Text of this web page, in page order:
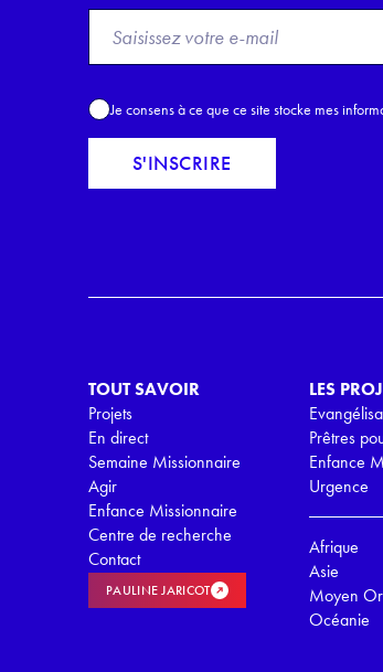
o
E
m
i
A
c
P
Je consens à ce que ce site stocke mes
S'INSCRIRE
TOUT SAVOIR
Projets
En direct
Semaine Missionnaire
Agir
Enfance Missionnaire
Centre de recherche
Contact
PAULINE JARICOT
LES
Prêtres
Enfance
Urgence
Afrique
Asie
Moyen
Océanie